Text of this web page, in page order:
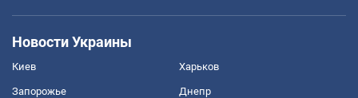
Новости Украины
Киев Харьков
Запорожье Днепр